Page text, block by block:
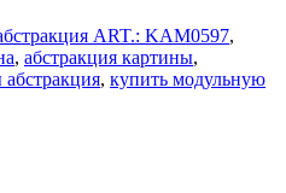
ART.: KAM0597,
, абстракция картины,
, купить модульную